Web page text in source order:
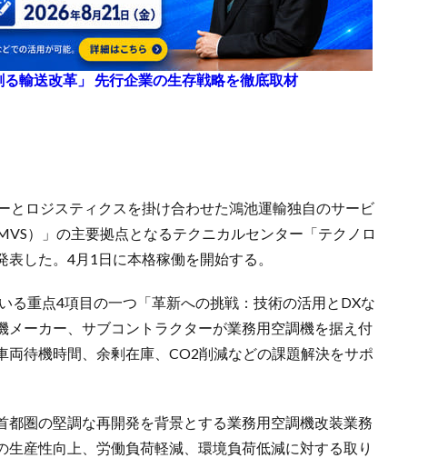
輸送改革」 先行企業の生存戦略を徹底取材
とロジスティクスを掛け合わせた鴻池運輸独自のサービ
）」の主要拠点となるテクニカルセンター「テクノロ
した。4月1日に本格稼働を開始する。
る重点4項目の一つ「⾰新への挑戦：技術の活⽤とDXな
ーカー、サブコントラクターが業務⽤空調機を据え付
待機時間、余剰在庫、CO2削減などの課題解決をサポ
圏の堅調な再開発を背景とする業務⽤空調機改装業務
産性向上、労働負荷軽減、環境負荷低減に対する取り